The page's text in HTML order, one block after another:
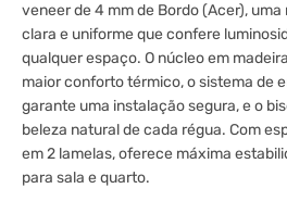
veneer de 4 mm de Bordo (Acer),
clara e uniforme que confere
qualquer espaço. O núcleo em
maior conforto térmico, o sistema de
garante uma instalação segura, e o
beleza natural de cada régua. Com
em 2 lamelas, oferece máxima
para sala e quarto.